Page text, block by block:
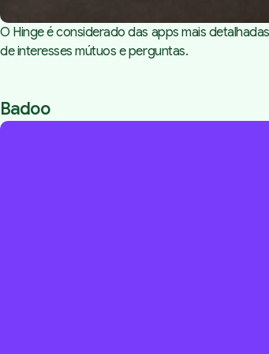
O Hinge é considerado das apps mais
de interesses mútuos e perguntas.
Badoo